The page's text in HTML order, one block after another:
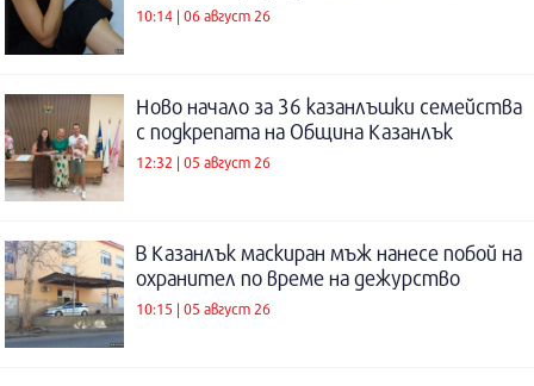
10:14 | 06 август 26
Ново начало за 36 казанлъшки семейства
с подкрепата на Община Казанлък
12:32 | 05 август 26
В Казанлък маскиран мъж нанесе побой на
охранител по време на дежурство
10:15 | 05 август 26